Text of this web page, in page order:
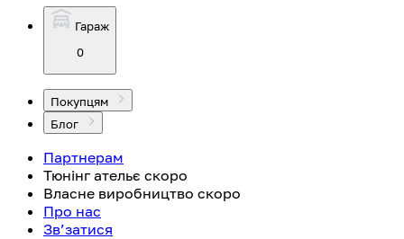
Гараж
0
Покупцям
Блог
Партнерам
Тюнінг ательє скоро
Власне виробництво скоро
Про нас
Зв’затися